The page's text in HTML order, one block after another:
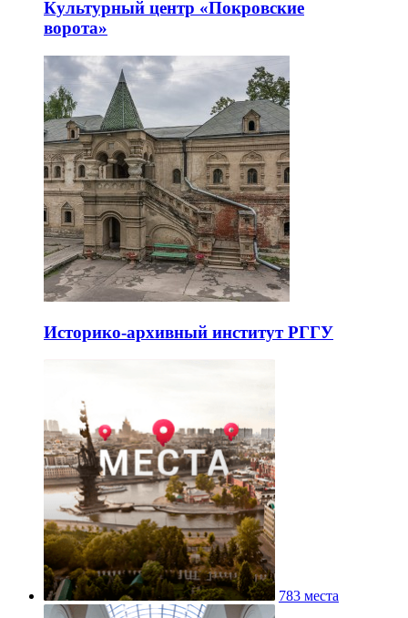
Культурный центр «Покровские
ворота»
Историко-архивный институт РГГУ
783 места